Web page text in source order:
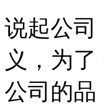
说起公
义，为
公司的